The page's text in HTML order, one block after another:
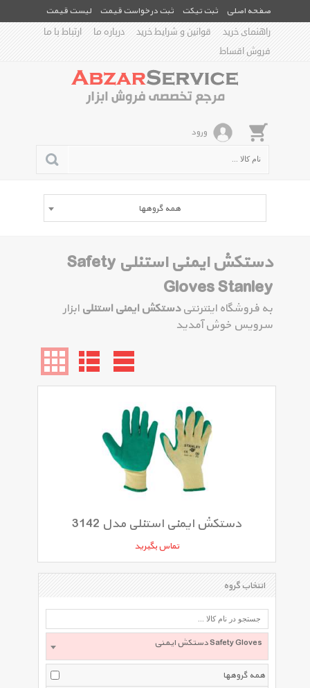
صفحه اصلی ثبت تیکت ثبت درخواست قیمت
لیست قیمت
راهنمای خرید
قوانین و شرایط خرید درباره ما
ارتباط با ما
فروش اقساط
ورود
همه گروهها
دستکش ایمنی استنلی Safety
Gloves Stanley
به فروشگاه اینترنتیدستکش ایمنی استنلی ابزار
سرویس خوش آمدید
دستکش ایمنی استنلی مدل 3142
تماس بگیرید
انتخاب گروه
دستکش ایمنی Safety Gloves
همه گروهها